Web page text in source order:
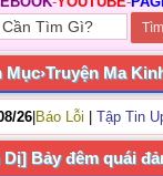
Mục›Truyện Ma
26 Báo Lỗi Tập Tin
Bảy đêm quái